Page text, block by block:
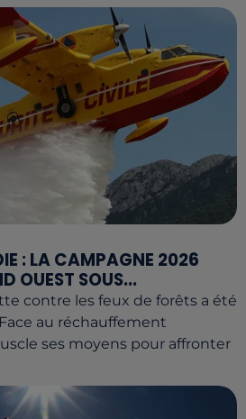
: LA CAMPAGNE 2026
OUEST SOUS...
contre les feux de forêts a été
au réchauffement
ses moyens pour affronter